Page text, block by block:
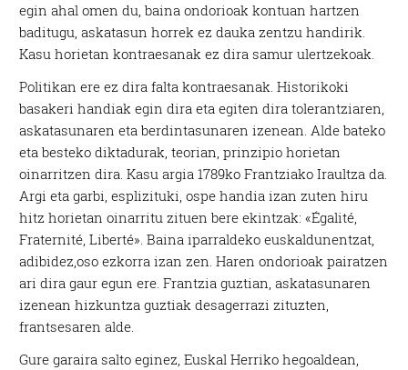
egin ahal omen du, baina ondorioak kontuan hartzen
baditugu, askatasun horrek ez dauka zentzu handirik.
Kasu horietan kontraesanak ez dira samur ulertzekoak.
Politikan ere ez dira falta kontraesanak. Historikoki
basakeri handiak egin dira eta egiten dira tolerantziaren,
askatasunaren eta berdintasunaren izenean. Alde bateko
eta besteko diktadurak, teorian, prinzipio horietan
oinarritzen dira. Kasu argia 1789ko Frantziako Iraultza da.
Argi eta garbi, esplizituki, ospe handia izan zuten hiru
hitz horietan oinarritu zituen bere ekintzak: «Égalité,
Fraternité, Liberté». Baina iparraldeko euskaldunentzat,
adibidez,oso ezkorra izan zen. Haren ondorioak pairatzen
ari dira gaur egun ere. Frantzia guztian, askatasunaren
izenean hizkuntza guztiak desagerrazi zituzten,
frantsesaren alde.
Gure garaira salto eginez, Euskal Herriko hegoaldean,